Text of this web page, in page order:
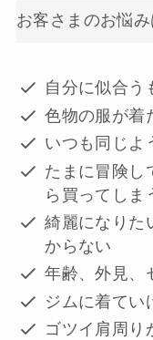
お客さまのお悩み
自分に似合う
色物の服が着
いつも同じよ
たまに冒険し
ら買ってしま
綺麗になりた
からない
年齢、外見、
ジムに着てい
ゴツイ肩周り